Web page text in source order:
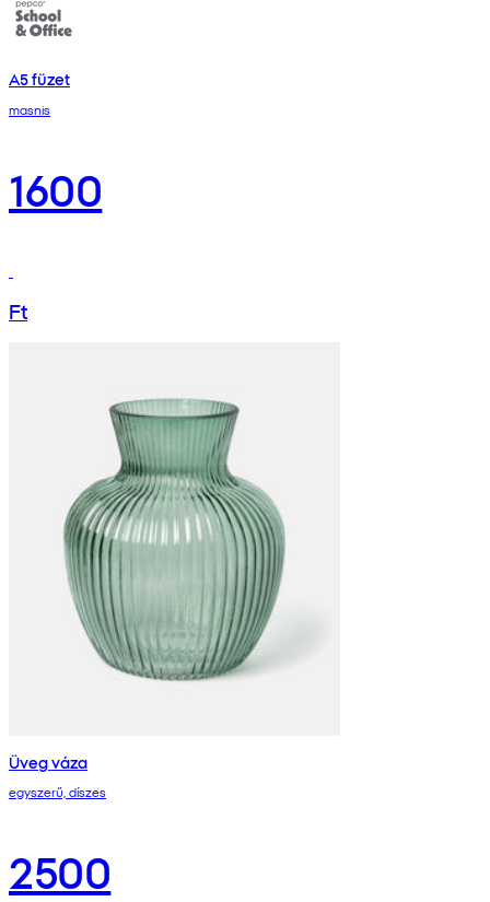
A5 füzet
masnis
1600
Ft
Üveg váza
egyszerű, díszes
2500